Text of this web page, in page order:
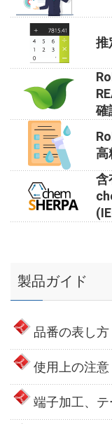
推
確
高
含
製品ガイド
品番の表し方
使用上の注意
端子加工、